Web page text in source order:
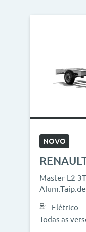
NOVO
Master L2
Elétrico
Todas as